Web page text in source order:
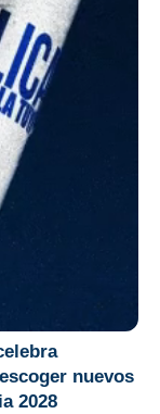
nuevos
2028